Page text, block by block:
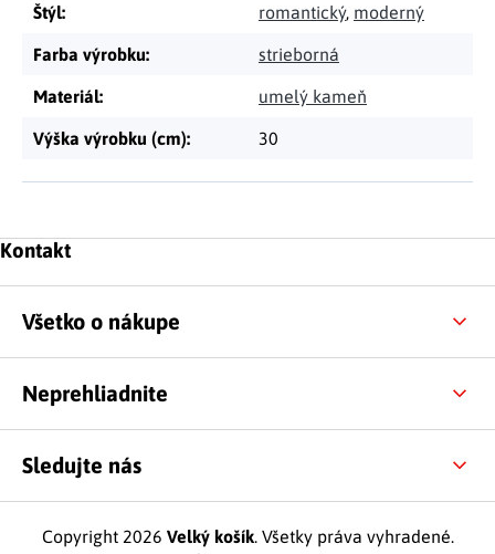
Štýl: romantický, moderný
Farba výrobku: strieborná
Materiál: umelý kameň
Výška výrobku (cm): 30
Zápätie
Kontakt
Všetko o nákupe
Neprehliadnite
Sledujte nás
Copyright 2026 Velký košík. Všetky práva vyhradené.